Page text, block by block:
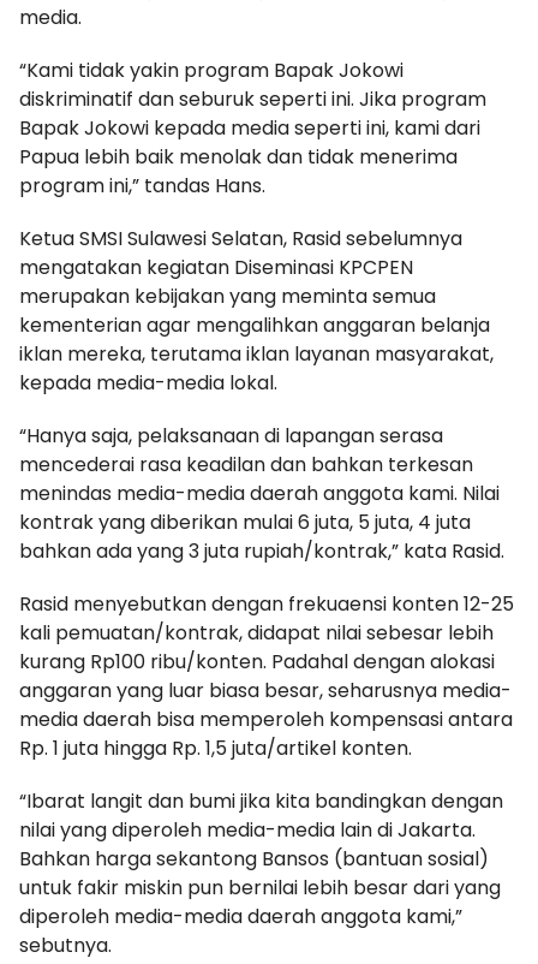
media.
“Kami tidak yakin program Bapak Jokowi
diskriminatif dan seburuk seperti ini. Jika program
Bapak Jokowi kepada media seperti ini, kami dari
Papua lebih baik menolak dan tidak menerima
program ini,” tandas Hans.
Ketua SMSI Sulawesi Selatan, Rasid sebelumnya
mengatakan kegiatan Diseminasi KPCPEN
merupakan kebijakan yang meminta semua
kementerian agar mengalihkan anggaran belanja
iklan mereka, terutama iklan layanan masyarakat,
kepada media-media lokal.
“Hanya saja, pelaksanaan di lapangan serasa
mencederai rasa keadilan dan bahkan terkesan
menindas media-media daerah anggota kami. Nilai
kontrak yang diberikan mulai 6 juta, 5 juta, 4 juta
bahkan ada yang 3 juta rupiah/kontrak,” kata Rasid.
Rasid menyebutkan dengan frekuaensi konten 12-25
kali pemuatan/kontrak, didapat nilai sebesar lebih
kurang Rp100 ribu/konten. Padahal dengan alokasi
anggaran yang luar biasa besar, seharusnya media-
media daerah bisa memperoleh kompensasi antara
Rp. 1 juta hingga Rp. 1,5 juta/artikel konten.
“Ibarat langit dan bumi jika kita bandingkan dengan
nilai yang diperoleh media-media lain di Jakarta.
Bahkan harga sekantong Bansos (bantuan sosial)
untuk fakir miskin pun bernilai lebih besar dari yang
diperoleh media-media daerah anggota kami,”
sebutnya.